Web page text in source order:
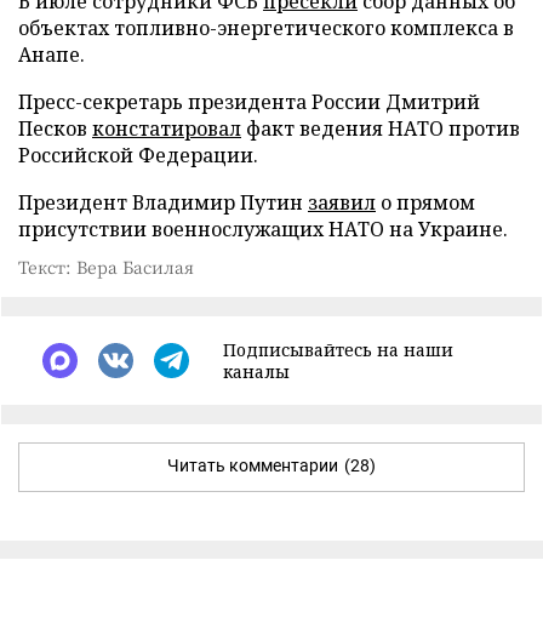
объектах топливно-энергетического комплекса в
Анапе.
Пресс-секретарь президента России Дмитрий
Песков констатировал факт ведения НАТО против
Российской Федерации.
Президент Владимир Путин заявил о прямом
присутствии военнослужащих НАТО на Украине.
Текст: Вера Басилая
Подписывайтесь на наши
каналы
Читать комментарии (28)